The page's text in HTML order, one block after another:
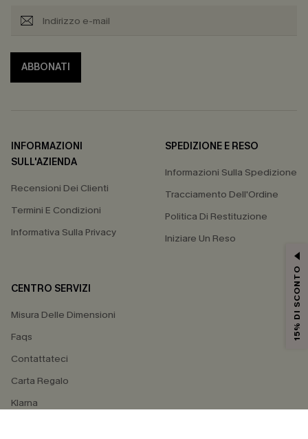
ABBONATI
INFORMAZIONI
SULL'AZIENDA
Recensioni Dei Clienti
Termini E Condizioni
Informativa Sulla Privacy
SPEDIZIONE E RESO
Informazioni Sulla Spedizione
Tracciamento Dell'Ordine
Politica Di Restituzione
Iniziare Un Reso
CENTRO SERVIZI
Misura Delle Dimensioni
Faqs
Contattateci
Carta Regalo
Klarna
15% DI SCONTO